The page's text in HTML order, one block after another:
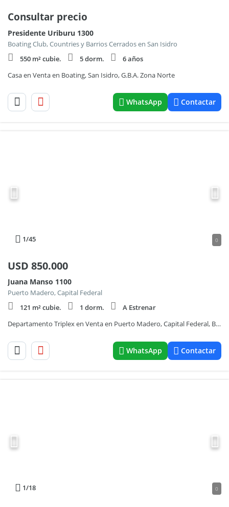
Consultar precio
Presidente Uriburu 1300
Boating Club, Countries y Barrios Cerrados en San Isidro
550 m² cubie.
5 dorm.
6 años
Casa en Venta en Boating, San Isidro, G.B.A. Zona Norte
WhatsApp Contactar
1/45 0
USD 850.000
Juana Manso 1100
Puerto Madero, Capital Federal
121 m² cubie.
1 dorm.
A Estrenar
Departamento Triplex en Venta en Puerto Madero, Capital Federal, Buenos Aires
WhatsApp Contactar
1/18 0